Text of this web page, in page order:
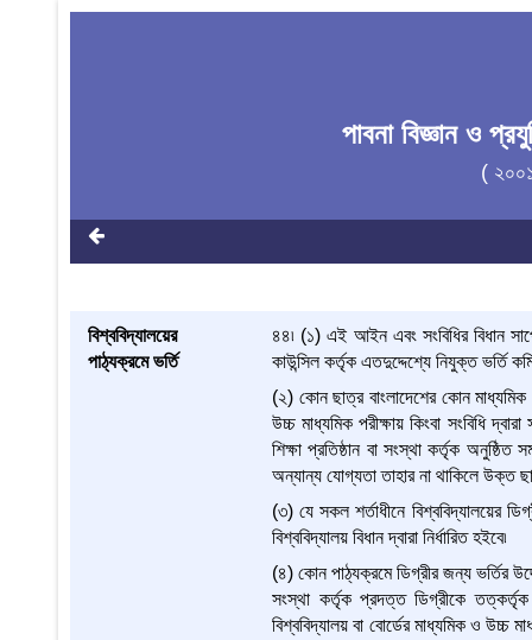
পাবনা বিজ্ঞান ও
(
বিশ্ববিদ্যালয়ের
পাঠ্যক্রমে ভর্তি
৪৪৷ (১) এই আইন এবং সংবিধির বিধান
কাউন্সিল কর্তৃক এতদুদ্দেশ্যে নিযুক্ত ভর্তি
(২) কোন ছাত্র বাংলাদেশের কোন
উচ্চ মাধ্যমিক পরীক্ষায় কিংবা সংবিধি
শিক্ষা প্রতিষ্ঠান বা সংস্থা কর্তৃক অনুষ্ঠিত
অন্যান্য যোগ্যতা তাহার না থাকিলে উক্ত
(৩) যে সকল শর্তাধীনে বিশ্ববিদ্যালয়ের
বিশ্ববিদ্যালয় বিধান দ্বারা নির্ধারিত হইবে৷
(৪) কোন পাঠ্যক্রমে ডিগ্রীর জন্য ভর্তির
সংস্থা কর্তৃক প্রদত্ত ডিগ্রীকে তত্কর্তৃক
বিশ্ববিদ্যালয় বা বোর্ডের মাধ্যমিক ও উচ্চ